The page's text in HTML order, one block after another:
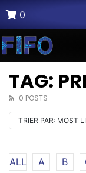
0
TAG:
0 POSTS
TRIER PAR: MOST
ALL A B